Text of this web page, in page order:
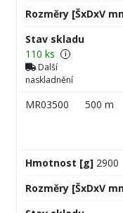
Rozměry [ŠxDxV
Stav skladu
110 ks
i
Další
naskladnění
MR03500 500 m
Hmotnost [g] 2900
Rozměry [ŠxDxV